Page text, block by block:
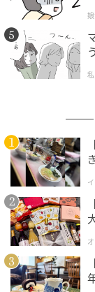
シェアOKの
ドルチェミスト1760